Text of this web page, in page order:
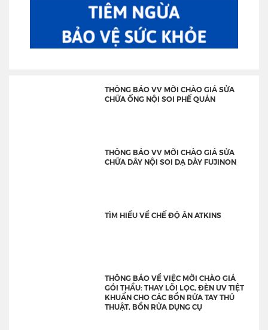
THÔNG BÁO VV MỜI CHÀO GIÁ SỬA
CHỮA ỐNG NỘI SOI PHẾ QUẢN
THÔNG BÁO VV MỜI CHÀO GIÁ SỬA
CHỮA DÂY NỘI SOI DẠ DÀY FUJINON
TÌM HIỂU VỀ CHẾ ĐỘ ĂN ATKINS
THÔNG BÁO VỀ VIỆC MỜI CHÀO GIÁ
GÓI THẦU: THAY LÕI LỌC, ĐÈN UV TIỆT
KHUẨN CHO CÁC BỒN RỬA TAY THỦ
THUẬT, BỒN RỬA DỤNG CỤ